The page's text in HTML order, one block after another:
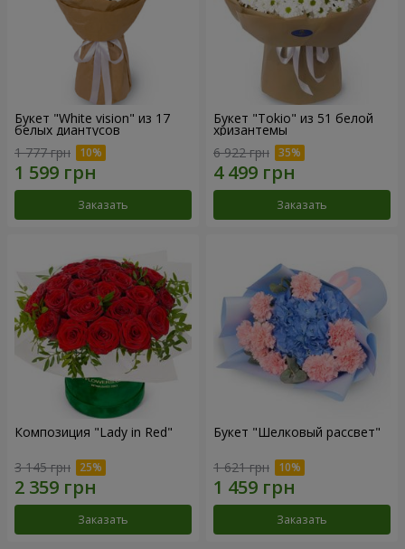
Букет "White vision" из 17
белых диантусов
1 777 грн
Заказать
Букет "Tokio" из 51 белой
хризантемы
6 922 грн
Заказать
Композиция "Lady in Red"
3 145 грн
Заказать
Букет "Шелковый рассвет"
1 621 грн
Заказать